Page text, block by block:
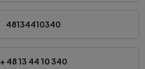
48134410340
+ 48 13 44 10 340